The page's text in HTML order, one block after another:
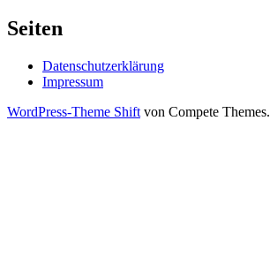
Seiten
Datenschutzerklärung
Impressum
WordPress-Theme Shift von Compete Themes.